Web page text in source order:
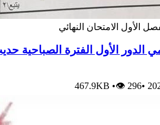
الأول الامتحان النهائي
الدور الأول الفترة الصباحية
•
467.9KB •👁 296